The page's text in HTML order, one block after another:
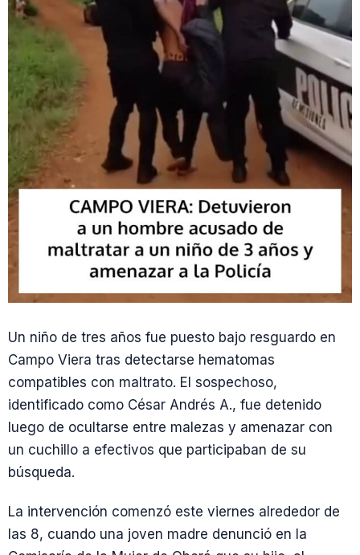
Un niño de tres años fue puesto bajo resguardo en
Campo Viera tras detectarse hematomas
compatibles con maltrato. El sospechoso,
identificado como César Andrés A., fue detenido
luego de ocultarse entre malezas y amenazar con
un cuchillo a efectivos que participaban de su
búsqueda.
La intervención comenzó este viernes alrededor de
las 8, cuando una joven madre denunció en la